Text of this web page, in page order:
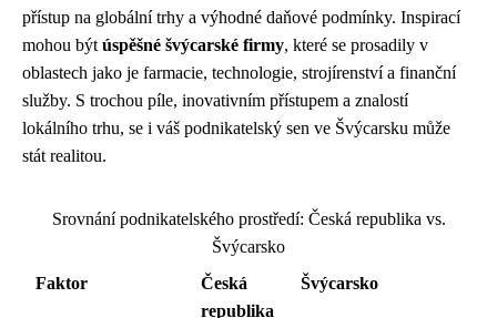
přístup na globální trhy a výhodné daňové podmínky. Inspirací
mohou být úspěšné švýcarské firmy, které se prosadily v
oblastech jako je farmacie, technologie, strojírenství a finanční
služby. S trochou píle, inovativním přístupem a znalostí
lokálního trhu, se i váš podnikatelský sen ve Švýcarsku může
stát realitou.
Srovnání podnikatelského prostředí: Česká republika vs.
Švýcarsko
Faktor
Česká
republika
Švýcarsko